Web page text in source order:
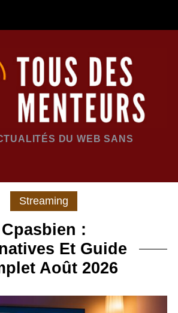
DU WEB SANS
Streaming
Cpasbien :
Et Guide
Août 2026